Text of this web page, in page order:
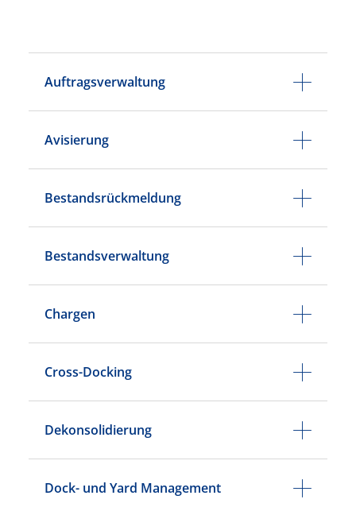
Auftragsverwaltung
Avisierung
Bestandsrückmeldung
Bestandsverwaltung
Chargen
Cross-Docking
Dekonsolidierung
Dock- und Yard Management